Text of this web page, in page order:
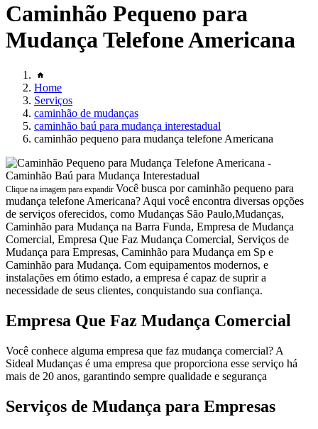
Caminhão Pequeno para
Mudança Telefone Americana
Home
Serviços
caminhão de mudanças
caminhão baú para mudança interestadual
caminhão pequeno para mudança telefone Americana
Clique na imagem para expandir Você busca por caminhão pequeno para
mudança telefone Americana? Aqui você encontra diversas opções
de serviços oferecidos, como Mudanças São Paulo,Mudanças,
Caminhão para Mudança na Barra Funda, Empresa de Mudança
Comercial, Empresa Que Faz Mudança Comercial, Serviços de
Mudança para Empresas, Caminhão para Mudança em Sp e
Caminhão para Mudança. Com equipamentos modernos, e
instalações em ótimo estado, a empresa é capaz de suprir a
necessidade de seus clientes, conquistando sua confiança.
Empresa Que Faz Mudança Comercial
Você conhece alguma empresa que faz mudança comercial? A
Sideal Mudanças é uma empresa que proporciona esse serviço há
mais de 20 anos, garantindo sempre qualidade e segurança
Serviços de Mudança para Empresas